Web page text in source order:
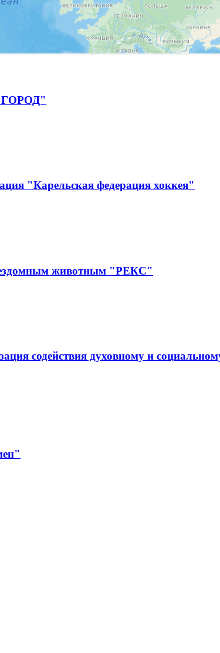
ГОРОД"
"Карельская федерация хоккея"
животным "РЕКС"
содействия духовному и